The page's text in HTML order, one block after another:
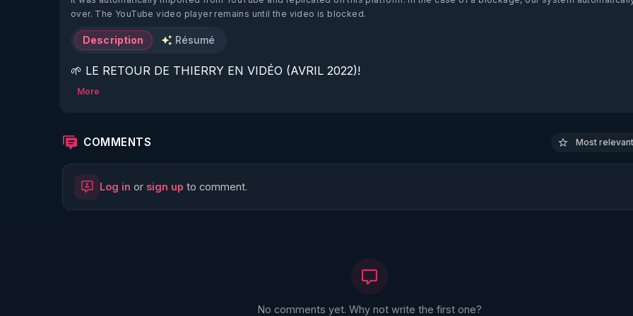
over. The YouTube video player remains until the video is blocked.
Description Résumé
🌱 LE RETOUR DE THIERRY EN VIDÉO (AVRIL 2022)!
🌱 LE MAGAZINE RÉGÉNÈRE
http://rgnr.li/ymag
More
COMMENTS Most
Log in or sign up to comment.
No comments yet. Why not write the first one?